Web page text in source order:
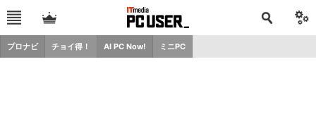
プロナビ チョイ得！ AI PC Now! ミニPC